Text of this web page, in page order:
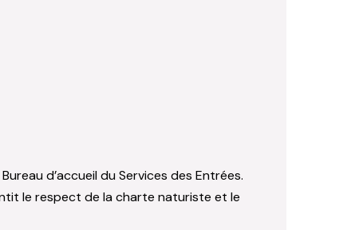
d’accueil du Services des Entrées.
le respect de la charte naturiste et le